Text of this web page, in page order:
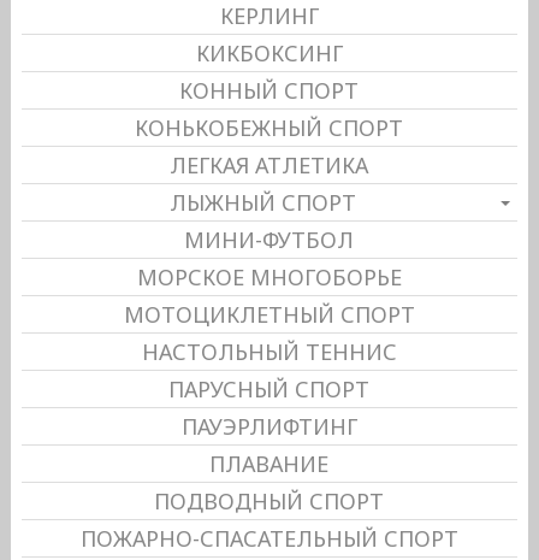
КЕРЛИНГ
КИКБОКСИНГ
КОННЫЙ СПОРТ
КОНЬКОБЕЖНЫЙ СПОРТ
ЛЕГКАЯ АТЛЕТИКА
ЛЫЖНЫЙ СПОРТ
МИНИ-ФУТБОЛ
МОРСКОЕ МНОГОБОРЬЕ
МОТОЦИКЛЕТНЫЙ СПОРТ
НАСТОЛЬНЫЙ ТЕННИС
ПАРУСНЫЙ СПОРТ
ПАУЭРЛИФТИНГ
ПЛАВАНИЕ
ПОДВОДНЫЙ СПОРТ
ПОЖАРНО-СПАСАТЕЛЬНЫЙ СПОРТ